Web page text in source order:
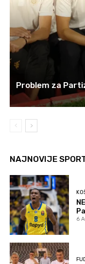
Problem za
NAJNOVIJE
6